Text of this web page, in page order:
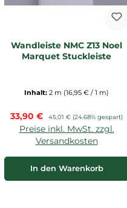
Wandleiste NMC Z13 Noel
Marquet Stuckleiste
Inhalt: 2 m (16,95 € / 1 m)
Verkaufspreis:
33,90 € Regulärer Preis:
45,01 € (24.68% gespart)
Preise inkl. MwSt. zzgl.
Versandkosten
In den Warenkorb